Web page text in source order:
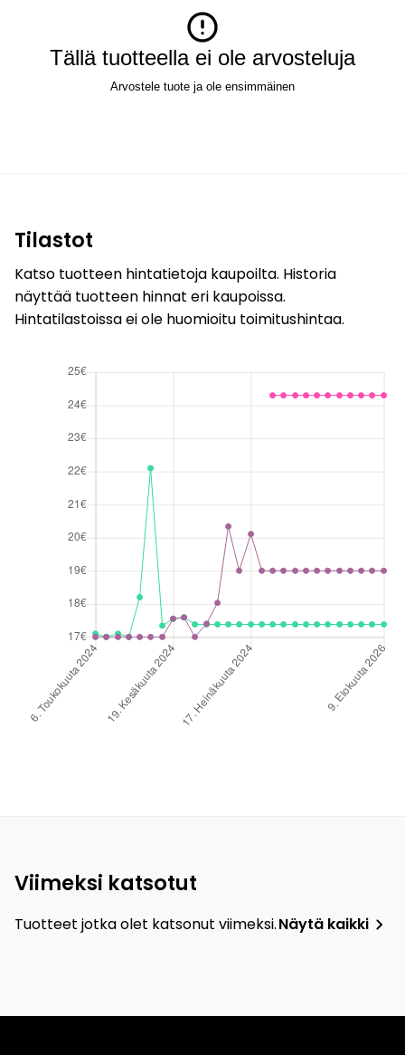
Tällä tuotteella ei ole arvosteluja
Arvostele tuote ja ole ensimmäinen
Tilastot
Katso tuotteen hintatietoja kaupoilta. Historia
näyttää tuotteen hinnat eri kaupoissa.
Hintatilastoissa ei ole huomioitu toimitushintaa.
Viimeksi katsotut
Tuotteet jotka olet katsonut viimeksi.Näytä kaikki